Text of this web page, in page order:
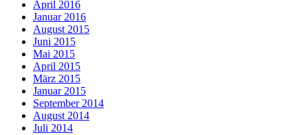
April 2016
Januar 2016
August 2015
Juni 2015
Mai 2015
April 2015
März 2015
Januar 2015
September 2014
August 2014
Juli 2014